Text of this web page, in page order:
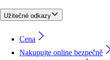
Užitečné odkazy
Cena
Nakupujte online bezpečně